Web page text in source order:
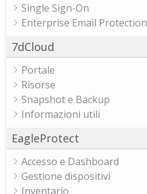
Single Sign-On
Enterprise Email Protection
7dCloud
Portale
Risorse
Snapshot e Backup
Informazioni utili
EagleProtect
Accesso e Dashboard
Gestione dispositivi
Inventario